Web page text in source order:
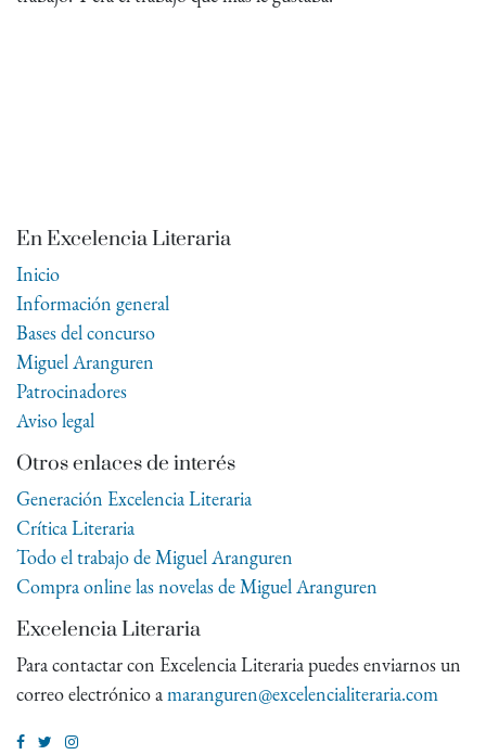
En Excelencia Literaria
Inicio
Información general
Bases del concurso
Miguel Aranguren
Patrocinadores
Aviso legal
Otros enlaces de interés
Generación Excelencia Literaria
Crítica Literaria
Todo el trabajo de Miguel Aranguren
Compra online las novelas de Miguel Aranguren
Excelencia Literaria
Para contactar con Excelencia Literaria puedes enviarnos un
correo electrónico amaranguren@excelencialiteraria.com